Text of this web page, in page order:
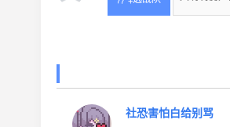
社恐害怕白给别骂